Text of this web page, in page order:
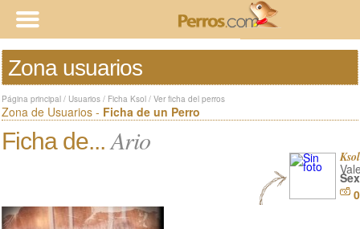
Zona usuarios
Página principal / Usuarios / Ficha Ksol / Ver ficha del perros
Zona de Usuarios - Ficha de un Perro
Ficha de... Ario
Ksol